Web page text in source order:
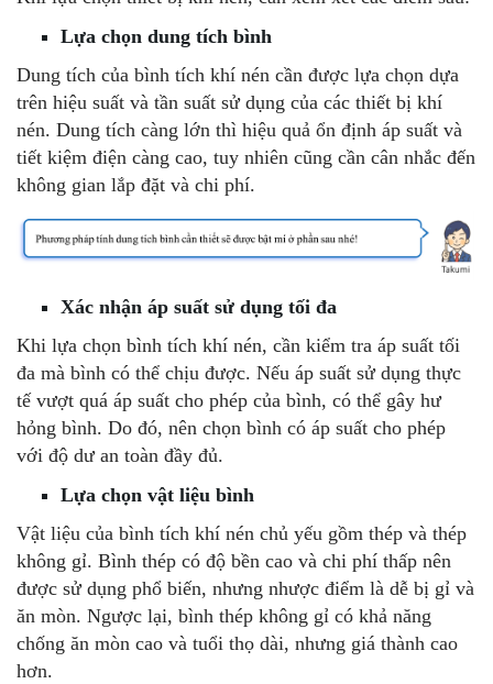
Lựa chọn dung tích bình
Dung tích của bình tích khí nén cần được lựa chọn dựa
trên hiệu suất và tần suất sử dụng của các thiết bị khí
nén. Dung tích càng lớn thì hiệu quả ổn định áp suất và
tiết kiệm điện càng cao, tuy nhiên cũng cần cân nhắc đến
không gian lắp đặt và chi phí.
Xác nhận áp suất sử dụng tối đa
Khi lựa chọn bình tích khí nén, cần kiểm tra áp suất tối
đa mà bình có thể chịu được. Nếu áp suất sử dụng thực
tế vượt quá áp suất cho phép của bình, có thể gây hư
hỏng bình. Do đó, nên chọn bình có áp suất cho phép
với độ dư an toàn đầy đủ.
Lựa chọn vật liệu bình
Vật liệu của bình tích khí nén chủ yếu gồm thép và thép
không gỉ. Bình thép có độ bền cao và chi phí thấp nên
được sử dụng phổ biến, nhưng nhược điểm là dễ bị gỉ và
ăn mòn. Ngược lại, bình thép không gỉ có khả năng
chống ăn mòn cao và tuổi thọ dài, nhưng giá thành cao
hơn.